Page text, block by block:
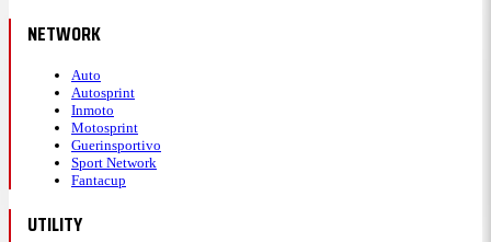
NETWORK
Auto
Autosprint
Inmoto
Motosprint
Guerinsportivo
Sport Network
Fantacup
UTILITY